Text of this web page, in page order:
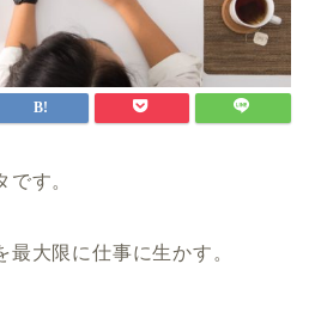
す。
大限に仕事に生かす。